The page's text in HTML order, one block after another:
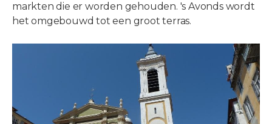
markten die er worden gehouden. 's Avonds wordt
het omgebouwd tot een groot terras.